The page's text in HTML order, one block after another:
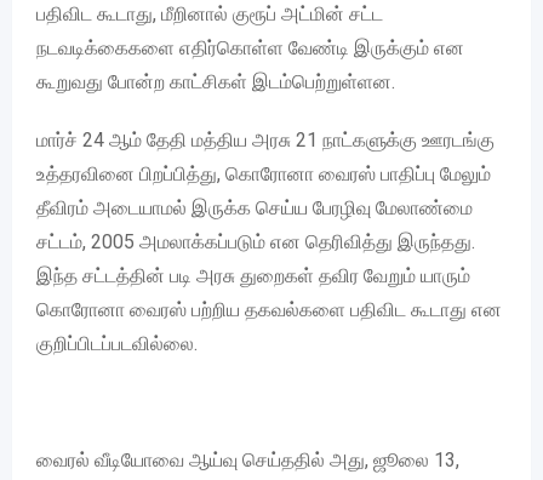
பதிவிட கூடாது, மீறினால் குரூப் அட்மின் சட்ட
நடவடிக்கைகளை எதிர்கொள்ள வேண்டி இருக்கும் என
கூறுவது போன்ற காட்சிகள் இடம்பெற்றுள்ளன.
மார்ச் 24 ஆம் தேதி மத்திய அரசு 21 நாட்களுக்கு ஊரடங்கு
உத்தரவினை பிறப்பித்து, கொரோனா வைரஸ் பாதிப்பு மேலும்
தீவிரம் அடையாமல் இருக்க செய்ய பேரழிவு மேலாண்மை
சட்டம், 2005 அமலாக்கப்படும் என தெரிவித்து இருந்தது.
இந்த சட்டத்தின் படி அரசு துறைகள் தவிர வேறும் யாரும்
கொரோனா வைரஸ் பற்றிய தகவல்களை பதிவிட கூடாது என
குறிப்பிடப்படவில்லை.
வைரல் வீடியோவை ஆய்வு செய்ததில் அது, ஜூலை 13,